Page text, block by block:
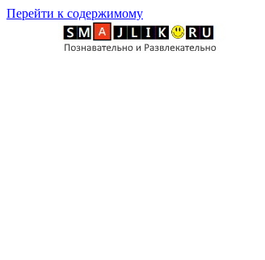
Перейти к содержимому